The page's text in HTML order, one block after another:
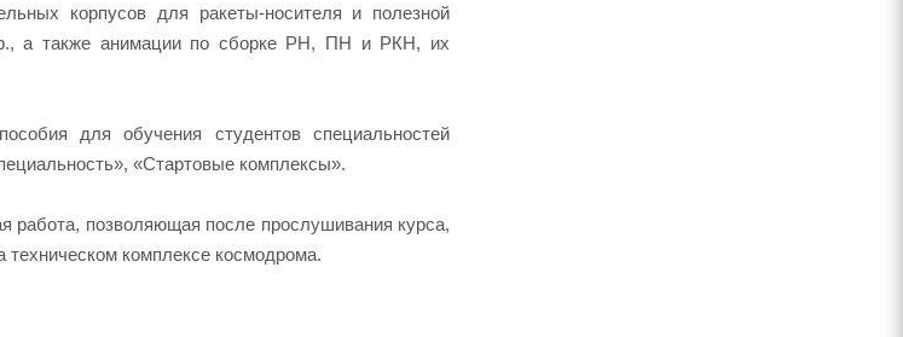
корпусов для ракеты-носителя и полезной
а также анимации по сборке РН, ПН и РКН, их
для обучения студентов специальностей
«Стартовые комплексы».
работа, позволяющая после прослушивания курса,
техническом комплексе космодрома.